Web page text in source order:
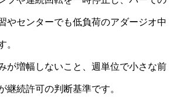
やセンターでも低負荷のアダージオ中
。
が増幅しないこと、週単位で小さな前
継続許可の判断基準です。